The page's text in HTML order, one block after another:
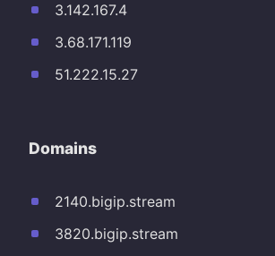
3.142.167.4
3.68.171.119
51.222.15.27
Domains
2140.bigip.stream
3820.bigip.stream